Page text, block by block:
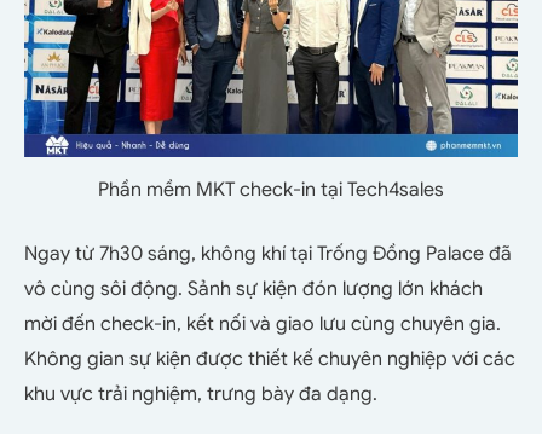
Phần mềm MKT check-in tại Tech4sales
Ngay từ 7h30 sáng, không khí tại Trống Đồng Palace đã
vô cùng sôi động. Sảnh sự kiện đón lượng lớn khách
mời đến check-in, kết nối và giao lưu cùng chuyên gia.
Không gian sự kiện được thiết kế chuyên nghiệp với các
khu vực trải nghiệm, trưng bày đa dạng.